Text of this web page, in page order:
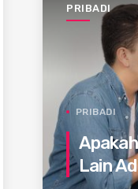
PRIBADI
PRIBADI
Lain